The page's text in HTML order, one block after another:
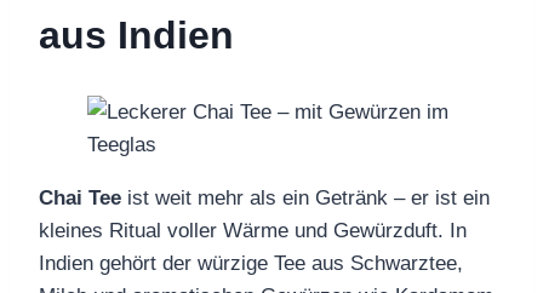
aus Indien
Chai Tee ist weit mehr als ein Getränk – er ist ein
kleines Ritual voller Wärme und Gewürzduft. In
Indien gehört der würzige Tee aus Schwarztee,